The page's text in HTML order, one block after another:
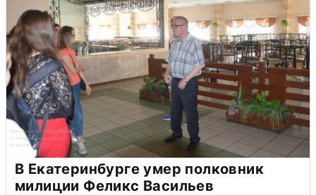
В Екатеринбурге умер полковник
милиции Феликс Васильев